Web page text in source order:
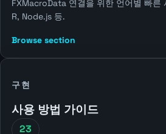
FXMacroData 연결을 위한 언어별 빠
R, Node.js 등.
Browse section
구현
사용 방법 가이드
23